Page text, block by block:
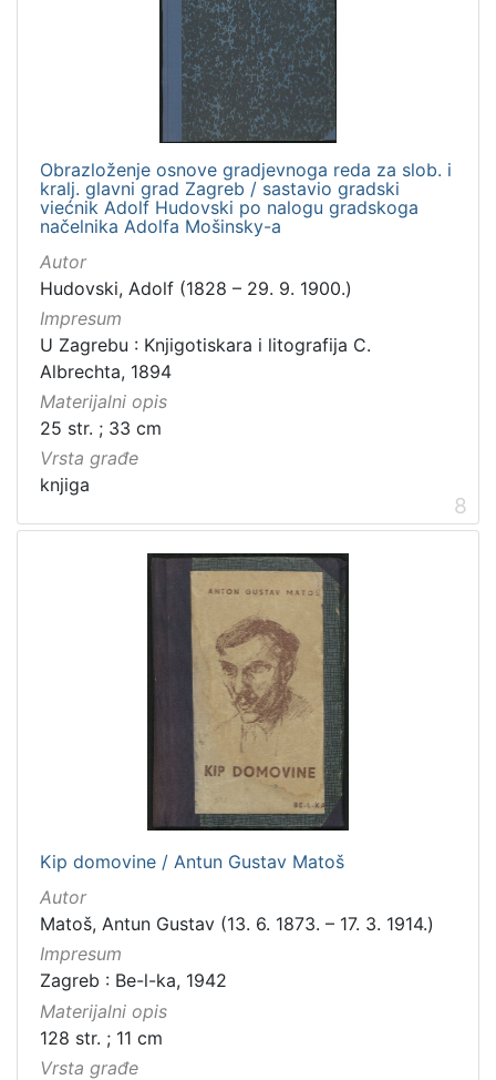
Obrazloženje osnove gradjevnoga reda za slob. i
kralj. glavni grad Zagreb / sastavio gradski
viećnik Adolf Hudovski po nalogu gradskoga
načelnika Adolfa Mošinsky-a
Autor
Hudovski, Adolf (1828 – 29. 9. 1900.)
Impresum
U Zagrebu : Knjigotiskara i litografija C.
Albrechta, 1894
Materijalni opis
25 str. ; 33 cm
Vrsta građe
knjiga
8
Kip domovine / Antun Gustav Matoš
Autor
Matoš, Antun Gustav (13. 6. 1873. – 17. 3. 1914.)
Impresum
Zagreb : Be-l-ka, 1942
Materijalni opis
128 str. ; 11 cm
Vrsta građe